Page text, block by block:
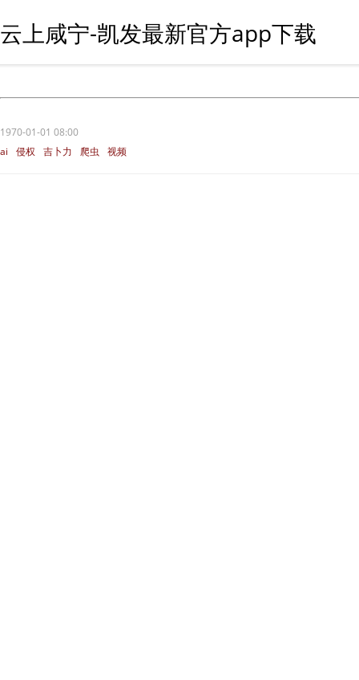
云上咸宁-凯发最新官方app下载
1970-01-01 08:00
ai
侵权 吉卜力 爬虫 视频